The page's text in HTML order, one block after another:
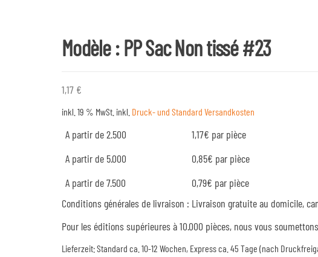
Modèle : PP Sac Non tissé #23
1,17 €
inkl. 19 % MwSt. inkl. Druck- und Standard Versandkosten
A partir de 2.500
1,17€ par pièce
A partir de 5.000
0,85€ par pièce
A partir de 7.500
0,79€ par pièce
Conditions générales de livraison : Livraison gratuite au domicile,
Pour les éditions supérieures à 10.000 pièces, nous vous
Lieferzeit:Standard ca. 10-12 Wochen, Express ca. 45 Tage (nach